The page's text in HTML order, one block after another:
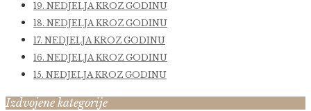
19. NEDJELJA KROZ GODINU
18. NEDJELJA KROZ GODINU
17. NEDJELJA KROZ GODINU
16. NEDJELJA KROZ GODINU
15. NEDJELJA KROZ GODINU
Izdvojene kategorije